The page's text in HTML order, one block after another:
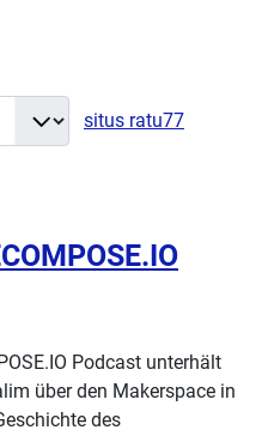
situs ratu77
Podcast unterhält
über den Makerspace in
des